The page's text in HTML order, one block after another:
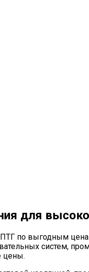
для
ПТГ по выгодным
систем,
цены.